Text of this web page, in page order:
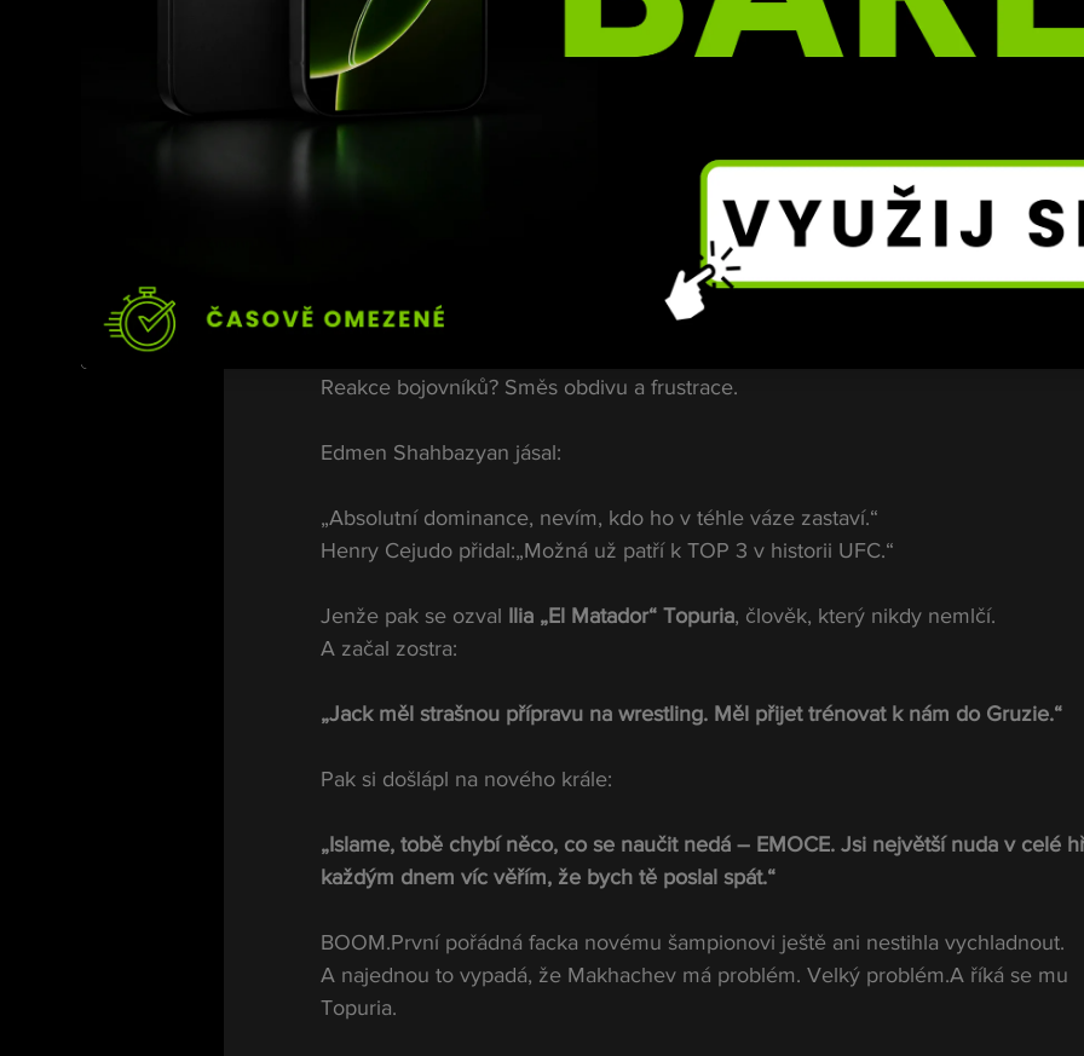
Sakra cokoliv, co by zvedlo lidi ze sedaček.
Žádný finiš.Žádný risk.Jediná emoce v zápase? Zoufalství Maddaleny.
A to publikum neskouslo. Polovina slavila šampiona. Druhá polovina odcházela
že hlavní zápas večera byl… no… uspávačka.
Topuria se vysmál Maddalenovi… a pak
Makhachevovi vrazil nůž do zad
Reakce bojovníků? Směs obdivu a frustrace.
Edmen Shahbazyan jásal:
„Absolutní dominance, nevím, kdo ho v téhle váze zastaví.“
Henry Cejudo přidal:„Možná už patří k TOP 3 v historii UFC.“
Jenže pak se ozval Ilia „El Matador“ Topuria, člověk, který nikdy nemlčí.
A začal zostra:
„Jack měl strašnou přípravu na wrestling. Měl přijet trénovat k nám do Gruzie.“
Pak si došlápl na nového krále:
„Islame, tobě chybí něco, co se naučit nedá – EMOCE. Jsi největší nuda v celé
každým dnem víc věřím, že bych tě poslal spát.“
BOOM.První pořádná facka novému šampionovi ještě ani nestihla vychladnout.
A najednou to vypadá, že Makhachev má problém. Velký problém.A říká se mu
Topuria.